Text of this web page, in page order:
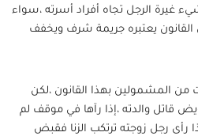
غيرة الرجل تجاه أفراد أسرته ،سواء
القانون يعتبره جريمة شرف ويخفف
من المشمولين بهذا القانون ،لكن
قاتل والدته ،إذا رآها في موقف لم
رأى رجل زوجته ترتكب الزنا فقبض